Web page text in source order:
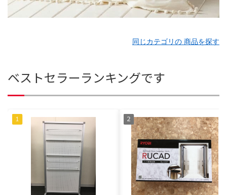
同じカテゴリの 商品を探す
ベストセラーランキングです